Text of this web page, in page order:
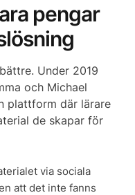
pengar
Under 2019
och Michael
plattform där lärare
de skapar för
via sociala
att det inte fanns